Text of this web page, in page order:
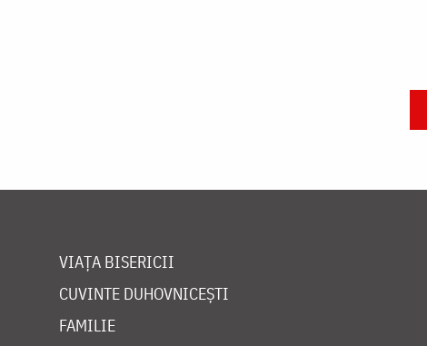
VIAȚA BISERICII
CUVINTE DUHOVNICEȘTI
FAMILIE